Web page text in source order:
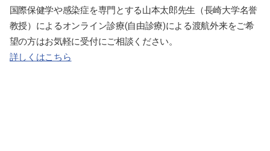
国際保健学や感染症を専門とする山本太郎先生（長崎大学名誉
教授）によるオンライン診療(自由診療)による渡航外来をご希
望の方はお気軽に受付にご相談ください。
詳しくはこちら